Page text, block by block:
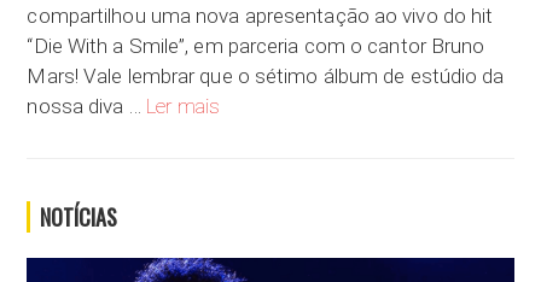
compartilhou uma nova apresentação ao vivo do hit
“Die With a Smile”, em parceria com o cantor Bruno
Mars! Vale lembrar que o sétimo álbum de estúdio da
nossa diva … Ler mais
NOTÍCIAS